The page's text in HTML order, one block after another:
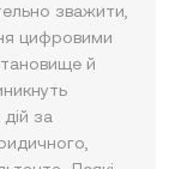
зважити,
цифровими
й
за